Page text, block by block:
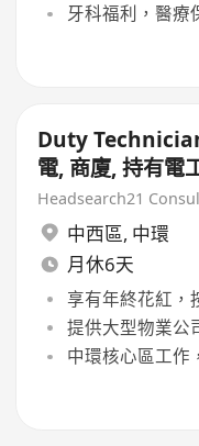
牙科福利，醫療
Duty
電, 商廈, 持有電
年尾花紅, 需輪中
Headsearch21
中西區, 中環
月休6天
享有年終花紅，
提供大型物業公
中環核心區工作